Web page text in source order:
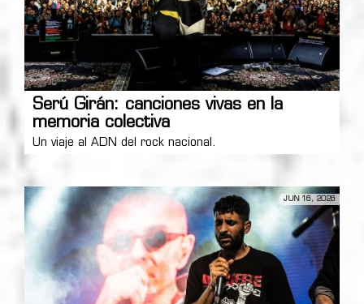
Serú Girán: canciones vivas en la
memoria colectiva
Un viaje al ADN del rock nacional.
JUN 16, 2026